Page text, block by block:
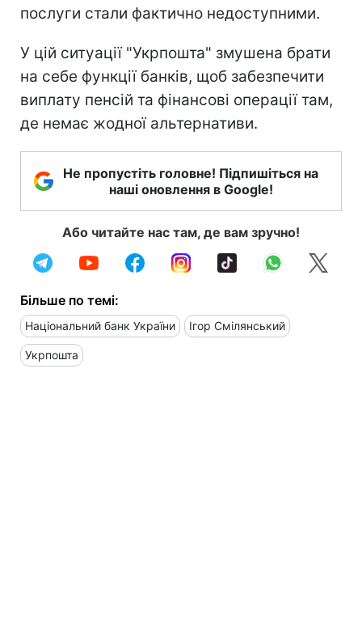
послуги стали фактично недоступними.
У цій ситуації "Укрпошта" змушена брати
на себе функції банків, щоб забезпечити
виплату пенсій та фінансові операції там,
де немає жодної альтернативи.
Не пропустіть головне! Підпишіться на
наші оновлення в Google!
Або читайте нас там, де вам зручно!
Більше по темі:
Національний банк України Ігор Смілянський
Укрпошта